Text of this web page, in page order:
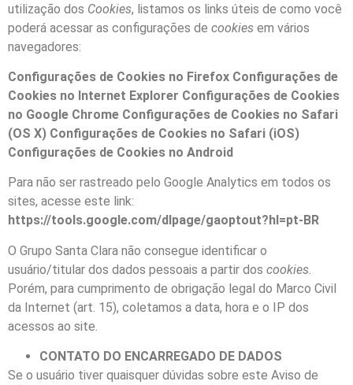
utilização dos Cookies, listamos os links úteis de como você
poderá acessar as configurações de cookies em vários
navegadores:
Configurações de Cookies no Firefox Configurações de
Cookies no Internet Explorer Configurações de Cookies
no Google Chrome Configurações de Cookies no Safari
(OS X) Configurações de Cookies no Safari (iOS)
Configurações de Cookies no Android
Para não ser rastreado pelo Google Analytics em todos os
sites, acesse este link:
https://tools.google.com/dlpage/gaoptout?hl=pt-BR
O Grupo Santa Clara não consegue identificar o
usuário/titular dos dados pessoais a partir dos cookies
Porém, para cumprimento de obrigação legal do Marco Civil
da Internet (art. 15), coletamos a data, hora e o IP dos
acessos ao site.
CONTATO DO ENCARREGADO DE DADOS
Se o usuário tiver quaisquer dúvidas sobre este Aviso de